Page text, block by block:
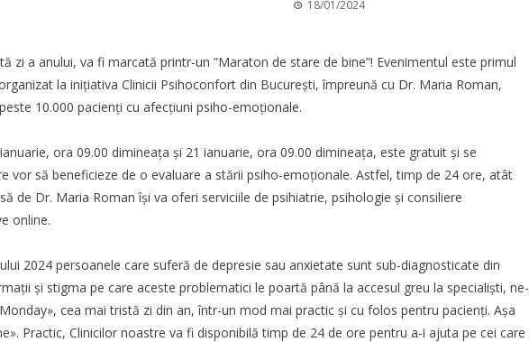
18/01/2024
zi a anului, va fi marcată printr-un ”Maraton de stare de bine”! Evenimentul este primul
la inițiativa Clinicii Psihoconfort din București, împreună cu Dr. Maria Roman,
10.000 pacienți cu afecțiuni psiho-emoționale.
ora 09.00 dimineața și 21 ianuarie, ora 09.00 dimineața, este gratuit și se
vor să beneficieze de o evaluare a stării psiho-emoționale. Astfel, timp de 24 ore, atât
de Dr. Maria Roman își va oferi serviciile de psihiatrie, psihologie și consiliere
online.
2024 persoanele care suferă de depresie sau anxietate sunt sub-diagnosticate din
și stigma pe care aceste problematici le poartă până la accesul greu la specialiști, ne-
», cea mai tristă zi din an, într-un mod mai practic și cu folos pentru pacienți. Așa
Practic, Clinicilor noastre va fi disponibilă timp de 24 de ore pentru a-i ajuta pe cei care